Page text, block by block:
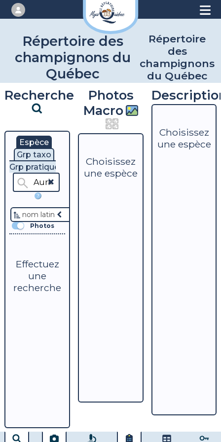
Répertoire des
champignons du
Québec
Répertoire
des
champignons
du Québec
Recherche
Espèce
Grp taxo
Grp pratique
?
nom latin
Photos
Effectuez
une
recherche
Photos
Macro
Choisissez
une espèce
Choisissez
une espèce